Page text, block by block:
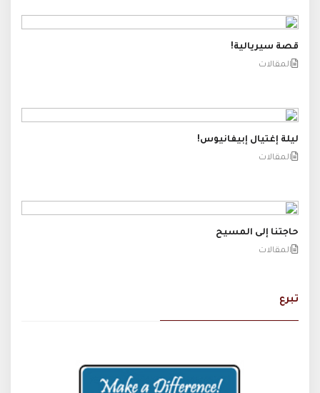
قصة سيريالية!
المقالات
ليلة إغتيال إبيفانيوس!
المقالات
حاجتنا إلى المسيح
المقالات
تبرع